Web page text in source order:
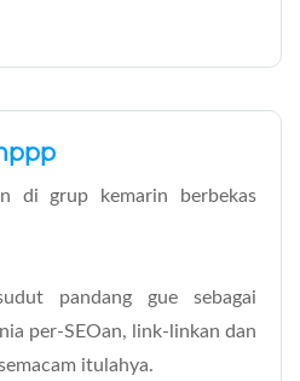
di grup kemarin berbekas
pandang gue sebagai
per-SEOan, link-linkan dan
itulahya.